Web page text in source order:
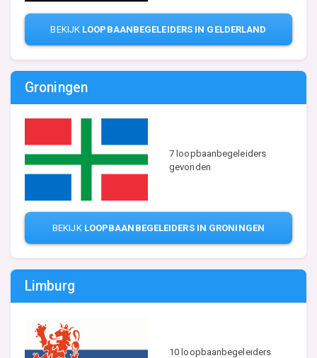
BEKIJK LOOPBAANBEGELEIDERS IN GELDERLAND
Groningen
7 loopbaanbegeleiders
gevonden
BEKIJK LOOPBAANBEGELEIDERS IN GRONINGEN
Limburg
10 loopbaanbegeleiders